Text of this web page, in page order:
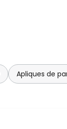
Apliques de